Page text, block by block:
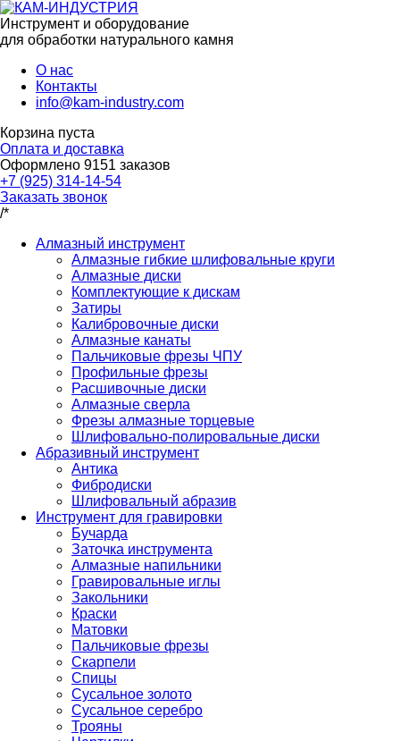
Инструмент и оборудование
для обработки натурального камня
О нас
Контакты
info@kam-industry.com
Корзина пуста
Оплата и доставка
Оформлено 9151 заказов
+7 (925) 314-14-54
Заказать звонок
/*
Алмазный инструмент
Алмазные гибкие шлифовальные круги
Алмазные диски
Комплектующие к дискам
Затиры
Калибровочные диски
Алмазные канаты
Пальчиковые фрезы ЧПУ
Профильные фрезы
Расшивочные диски
Алмазные сверла
Фрезы алмазные торцевые
Шлифовально-полировальные диски
Абразивный инструмент
Антика
Фибродиски
Шлифовальный абразив
Инструмент для гравировки
Бучарда
Заточка инструмента
Алмазные напильники
Гравировальные иглы
Закольники
Краски
Матовки
Пальчиковые фрезы
Скарпели
Спицы
Сусальное золото
Сусальное серебро
Трояны